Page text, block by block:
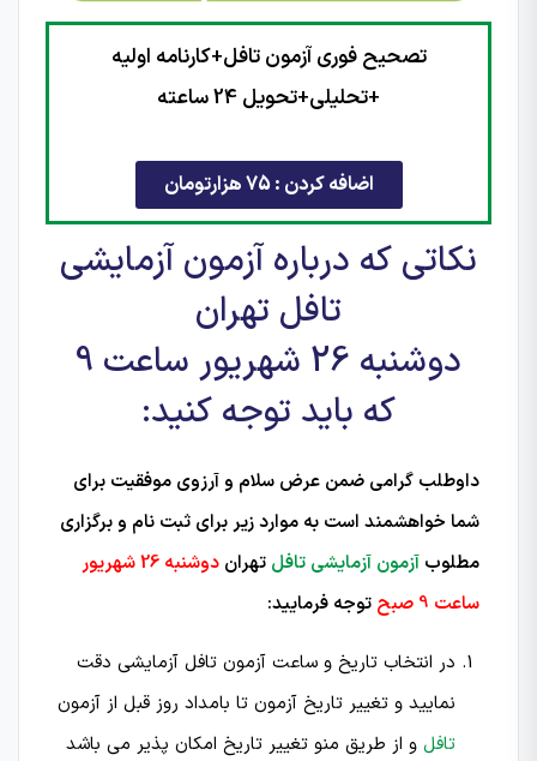
تصحیح فوری آزمون تافل+کارنامه اولیه
+تحلیلی+تحویل 24 ساعته
اضافه کردن : 75 هزارتومان
نکاتی که درباره آزمون آزمایشی
تافل تهران
دوشنبه 26 شهریور ساعت 9
که باید توجه کنید:
داوطلب گرامی ضمن عرض سلام و آرزوی موفقیت برای
شما خواهشمند است به موارد زیر برای ثبت نام و برگزاری
مطلوب آزمون آزمایشی تافل تهران
دوشنبه 26 شهریور
ساعت 9 صبح
توجه فرمایید:
در انتخاب تاریخ و ساعت آزمون تافل آزمایشی دقت
نمایید و تغییر تاریخ آزمون تا بامداد روز قبل از آزمون
تافلو از طریق منو تغییر تاریخ امکان پذیر می باشد